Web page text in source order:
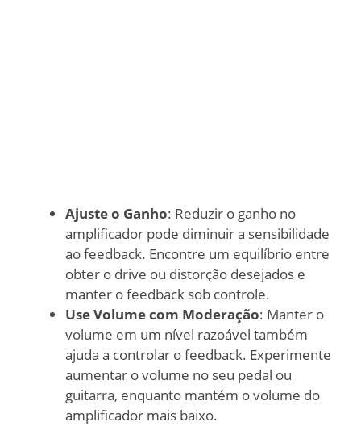
Ajuste o Ganho: Reduzir o ganho no
amplificador pode diminuir a sensibilidade
ao feedback. Encontre um equilíbrio entre
obter o drive ou distorção desejados e
manter o feedback sob controle.
Use Volume com Moderação: Manter o
volume em um nível razoável também
ajuda a controlar o feedback. Experimente
aumentar o volume no seu pedal ou
guitarra, enquanto mantém o volume do
amplificador mais baixo.